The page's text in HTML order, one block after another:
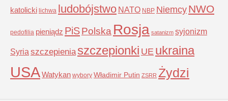
katolicki lichwa ludobójstwo NATO NBP NiemcyNWO
pedofilia pieniądz PiSPolska Rosja satanizm syjonizm
Syria szczepienia szczepionki UE ukraina
USAWatykan wybory Władimir Putin ZSRR Żydzi